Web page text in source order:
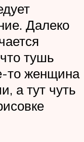
Далеко
тушь
то женщина
а тут чуть